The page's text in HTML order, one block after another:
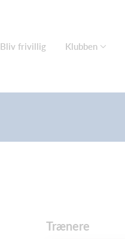
Bliv frivillig Klubben
Trænere